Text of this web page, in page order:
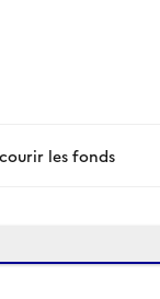
les fonds